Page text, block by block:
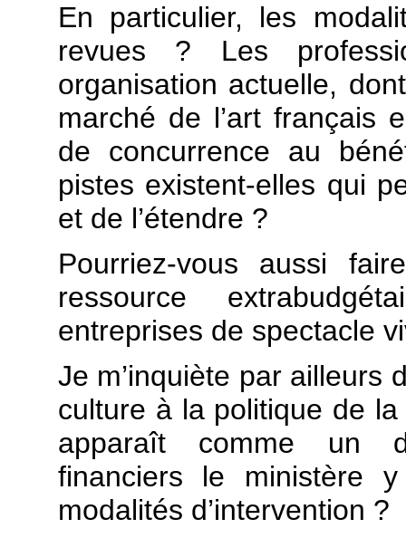
En particulier, les
revues ? Les
organisation actuelle,
marché de l’art français
de concurrence au
pistes existent-elles qui
et de l’étendre ?
Pourriez-vous aussi
ressource
entreprises de spectacle
Je m’inquiète par ailleurs
culture à la politique de
apparaît comme un
financiers le ministère
modalités d’intervention ?